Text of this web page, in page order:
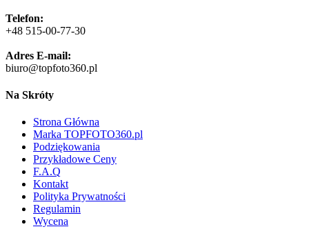
Telefon:
+48 515-00-77-30
Adres E-mail:
biuro@topfoto360.pl
Na Skróty
Strona Główna
Marka TOPFOTO360.pl
Podziękowania
Przykładowe Ceny
F.A.Q
Kontakt
Polityka Prywatności
Regulamin
Wycena